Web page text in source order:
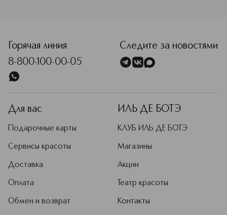
Горячая линия
8-800-100-00-05
Следите за новостями
Для вас
Подарочные карты
Сервисы красоты
Доставка
Оплата
Обмен и возврат
ИЛЬ ДЕ БОТЭ
КЛУБ ИЛЬ ДЕ БОТЭ
Магазины
Акции
Театр красоты
Контакты